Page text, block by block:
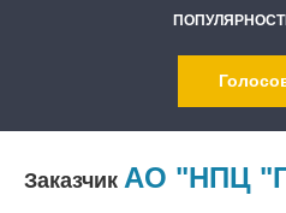
Заказчик АО "НПЦ